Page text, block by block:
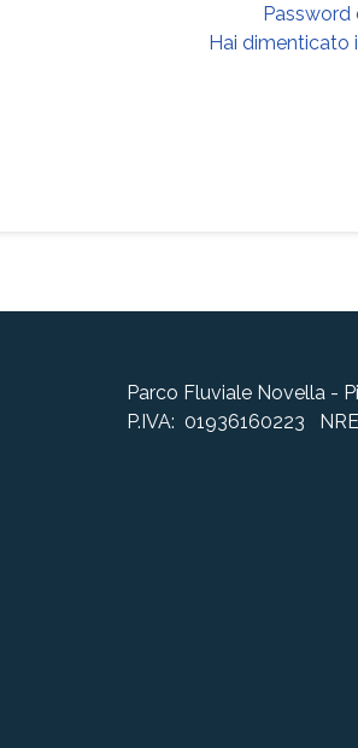
Password
Hai dimenticato
Parco Fluviale Novella -
P.IVA: 01936160223